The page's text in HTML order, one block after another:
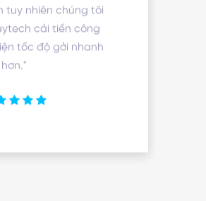
tuy nhiên chúng tôi
cải tiến công
tốc độ gởi nhanh
hơn."